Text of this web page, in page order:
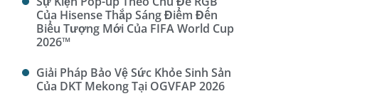
Của Hisense Thắp Sáng Điểm Đến
Biểu Tượng Mới Của FIFA World Cup
2026™
Giải Pháp Bảo Vệ Sức Khỏe Sinh Sản
Của DKT Mekong Tại OGVFAP 2026